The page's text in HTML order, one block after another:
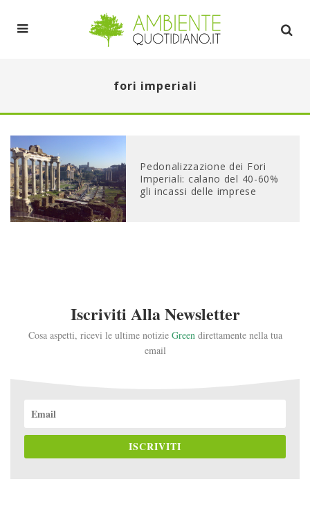
fori imperiali
Pedonalizzazione dei Fori
Imperiali: calano del 40-60%
gli incassi delle imprese
Iscriviti Alla Newsletter
Cosa aspetti, ricevi le ultime notizie Greendirettamente nella tua
email
ISCRIVITI